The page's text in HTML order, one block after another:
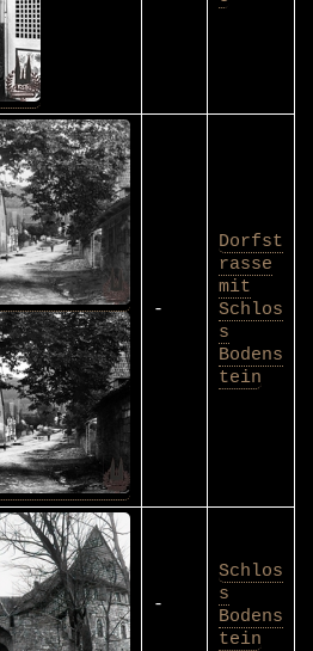
-
Dorfst
rasse
mit
Schlos
s
Bodens
tein
-
Schlos
s
Bodens
tein